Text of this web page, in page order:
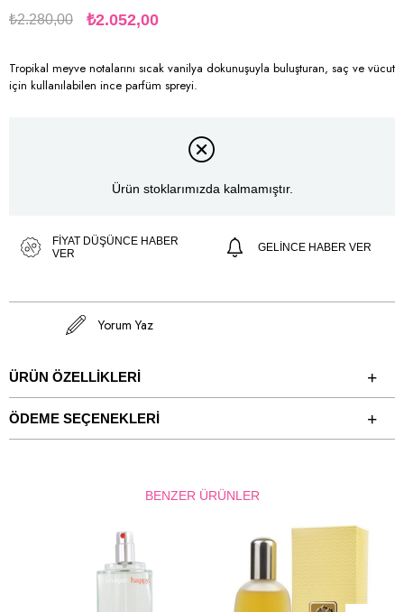
₺2.280,00 ₺2.052,00
Tropikal meyve notalarını sıcak vanilya dokunuşuyla buluşturan, saç ve vücut
için kullanılabilen ince parfüm spreyi.
Ürün stoklarımızda kalmamıştır.
FIYAT DÜŞÜNCE HABER
VER
GELINCE HABER VER
Yorum Yaz
ÜRÜN ÖZELLIKLERI
ÖDEME SEÇENEKLERI
BENZER ÜRÜNLER